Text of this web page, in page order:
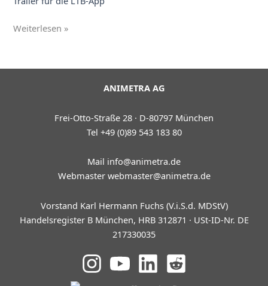
TV-
App
Weiterlesen »
ANIMETRA AG
Frei-Otto-Straße 28 · D-80797 München
Tel +49 (0)89 543 183 80
Mail info@animetra.de
Webmaster webmaster@animetra.de
Vorstand Karl Hermann Fuchs (V.i.S.d. MDStV)
Handelsregister B München, HRB 312871 · USt-ID-Nr. DE
217330035